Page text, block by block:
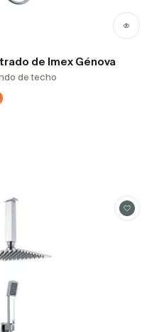
de Imex Génova
de techo